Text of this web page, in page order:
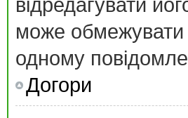
відредагувати
може обмежувати
одному
Догори